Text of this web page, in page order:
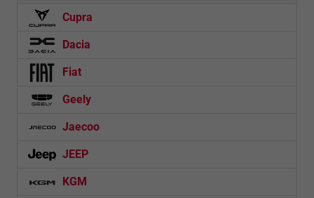
Cupra
Dacia
Fiat
Geely
Jaecoo
JEEP
KGM